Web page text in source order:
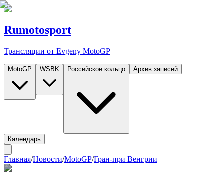
Rumotosport
Трансляции от Evgeny MotoGP
MotoGP WSBK Российское кольцо Архив записей
Календарь
Главная/Новости/MotoGP/Гран-при Венгрии